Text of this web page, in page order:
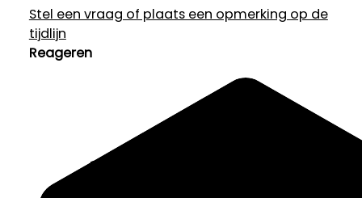
Stel een vraag of plaats een opmerking op de
tijdlijn
Reageren